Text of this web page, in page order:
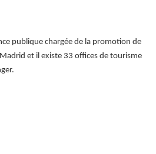
publique chargée de la promotion de
et il existe 33 offices de tourisme